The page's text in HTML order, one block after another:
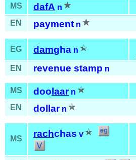
MS dafA n
EN payment n
EG damgha n
EN
revenue stamp n
MS doo laar n
EN dollar n
MS rachchas v